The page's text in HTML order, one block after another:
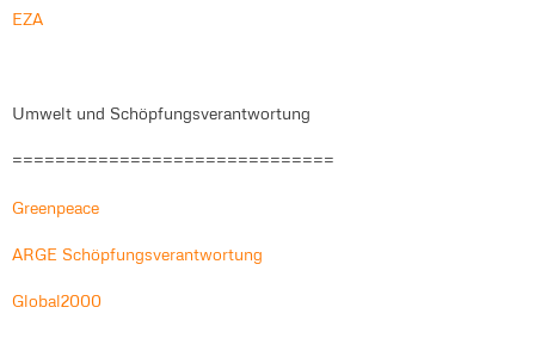
EZA
Umwelt und Schöpfungsverantwortung
==============================
Greenpeace
ARGE Schöpfungsverantwortung
Global2000